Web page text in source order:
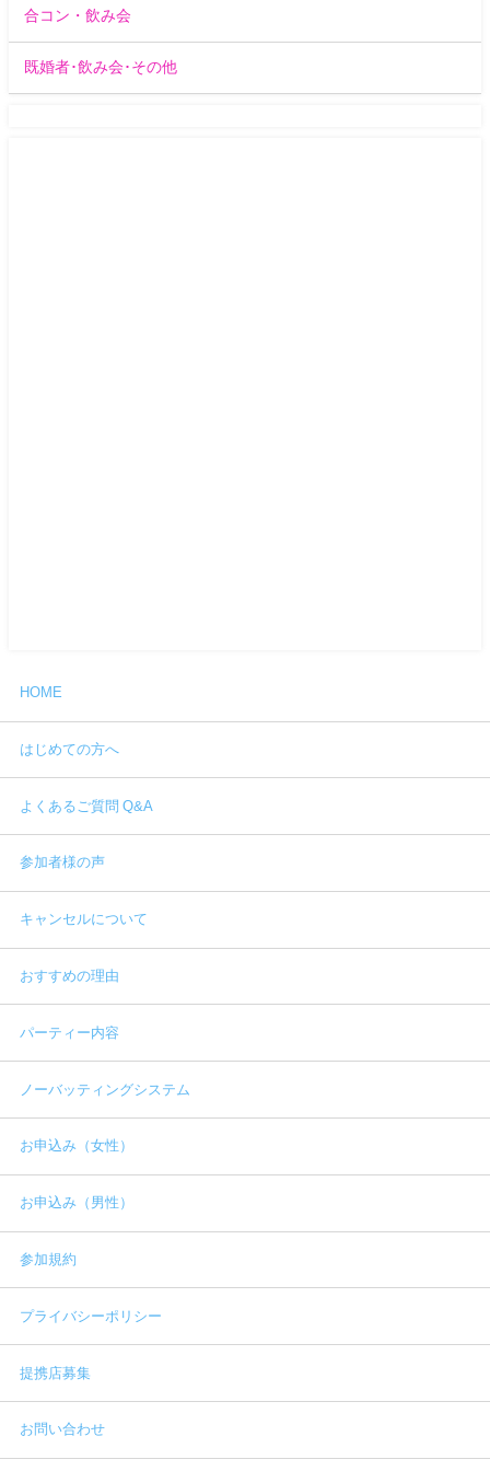
合コン・飲み会
既婚者･飲み会･その他
HOME
はじめての方へ
よくあるご質問 Q&A
参加者様の声
キャンセルについて
おすすめの理由
パーティー内容
ノーバッティングシステム
お申込み（女性）
お申込み（男性）
参加規約
プライバシーポリシー
提携店募集
お問い合わせ